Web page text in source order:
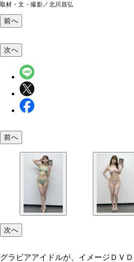
取材・文・撮影／北川昌弘
前へ
次へ
前へ
次へ
グラビアアイドルが、イメージＤＶ